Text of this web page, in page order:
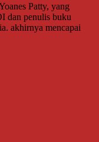
Patty, yang
dan penulis buku
akhirnya mencapai